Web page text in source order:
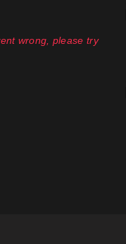
wrong, please try